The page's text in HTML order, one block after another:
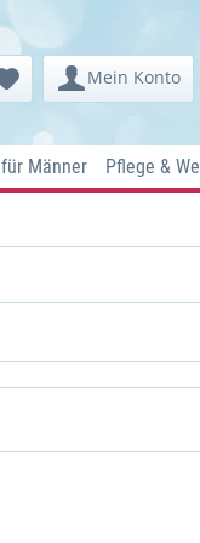
Mein Konto
für Männer Pflege &